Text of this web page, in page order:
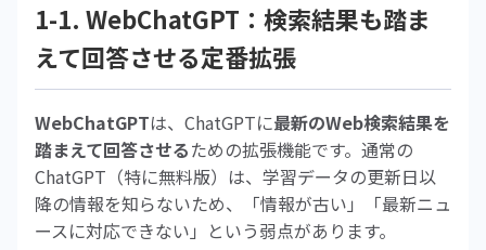
1-1. WebChatGPT：検索結果も踏ま
えて回答させる定番拡張
WebChatGPTは、ChatGPTに最新のWeb検索結果を
踏まえて回答させるための拡張機能です。通常の
ChatGPT（特に無料版）は、学習データの更新日以
降の情報を知らないため、「情報が古い」「最新ニュ
ースに対応できない」という弱点があります。